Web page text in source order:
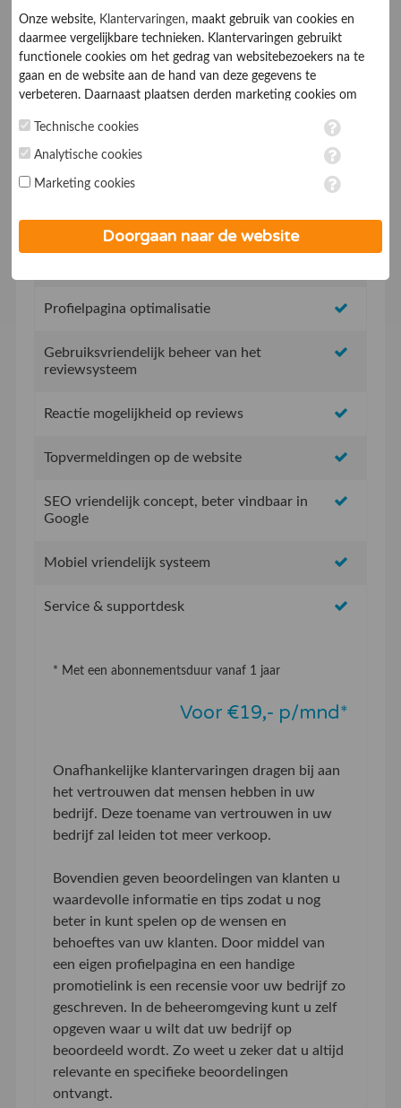
Geen opstartkosten
Social Media integratie om uw reviews te delen
Uw eigen review promotie link
Profielpagina optimalisatie
Gebruiksvriendelijk beheer van het
reviewsysteem
Reactie mogelijkheid op reviews
Topvermeldingen op de website
SEO vriendelijk concept, beter vindbaar in
Google
Mobiel vriendelijk systeem
Service & supportdesk
* Met een abonnementsduur vanaf 1 jaar
Voor €19,- p/mnd*
Onafhankelijke klantervaringen dragen bij aan
het vertrouwen dat mensen hebben in uw
bedrijf. Deze toename van vertrouwen in uw
bedrijf zal leiden tot meer verkoop.
Bovendien geven beoordelingen van klanten u
waardevolle informatie en tips zodat u nog
beter in kunt spelen op de wensen en
behoeftes van uw klanten. Door middel van
een eigen profielpagina en een handige
promotielink is een recensie voor uw bedrijf zo
geschreven. In de beheeromgeving kunt u zelf
opgeven waar u wilt dat uw bedrijf op
beoordeeld wordt. Zo weet u zeker dat u altijd
relevante en specifieke beoordelingen
ontvangt.
Onze website, Klantervaringen, maakt gebruik van cookies en
daarmee vergelijkbare technieken. Klantervaringen gebruikt
functionele cookies om het gedrag van websitebezoekers na te
gaan en de website aan de hand van deze gegevens te
verbeteren. Daarnaast plaatsen derden marketing cookies om
marketing cookies worden persoonsgegevens verwerkt. Je geeft
toestemming voor deze verwerking wanneer je hieronder een
op ieder moment aanpassen in de
. Lees voor meer
Technische cookies
Analytische cookies
Marketing cookies
Doorgaan naar de website